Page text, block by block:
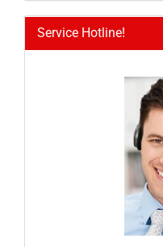
Service Hotline!